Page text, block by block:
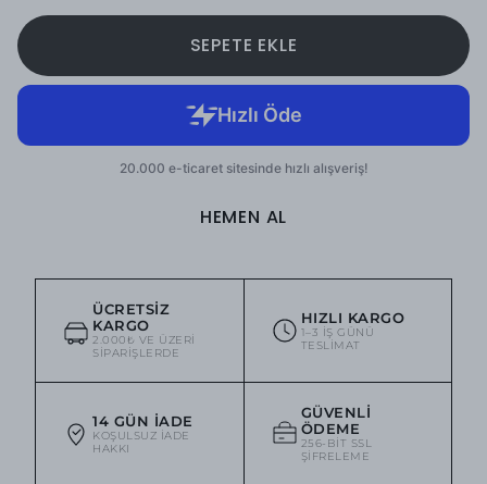
SEPETE EKLE
HEMEN AL
ÜCRETSIZ
KARGO
2.000₺ VE ÜZERI
SIPARIŞLERDE
HIZLI KARGO
1–3 IŞ GÜNÜ
TESLIMAT
14 GÜN İADE
KOŞULSUZ IADE
HAKKI
GÜVENLI
ÖDEME
256-BIT SSL
ŞIFRELEME